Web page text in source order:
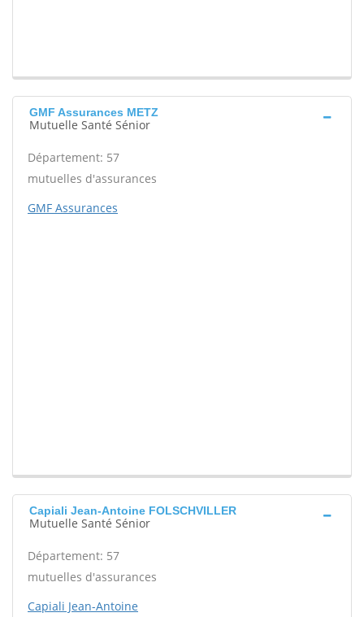
GMF Assurances METZ
Mutuelle Santé Sénior
Département: 57
mutuelles d'assurances
GMF Assurances
Capiali Jean-Antoine FOLSCHVILLER
Mutuelle Santé Sénior
Département: 57
mutuelles d'assurances
Capiali Jean-Antoine